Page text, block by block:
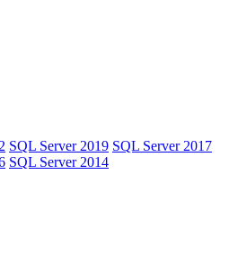
SQL Server 2019 SQL Server 2017
SQL Server 2014